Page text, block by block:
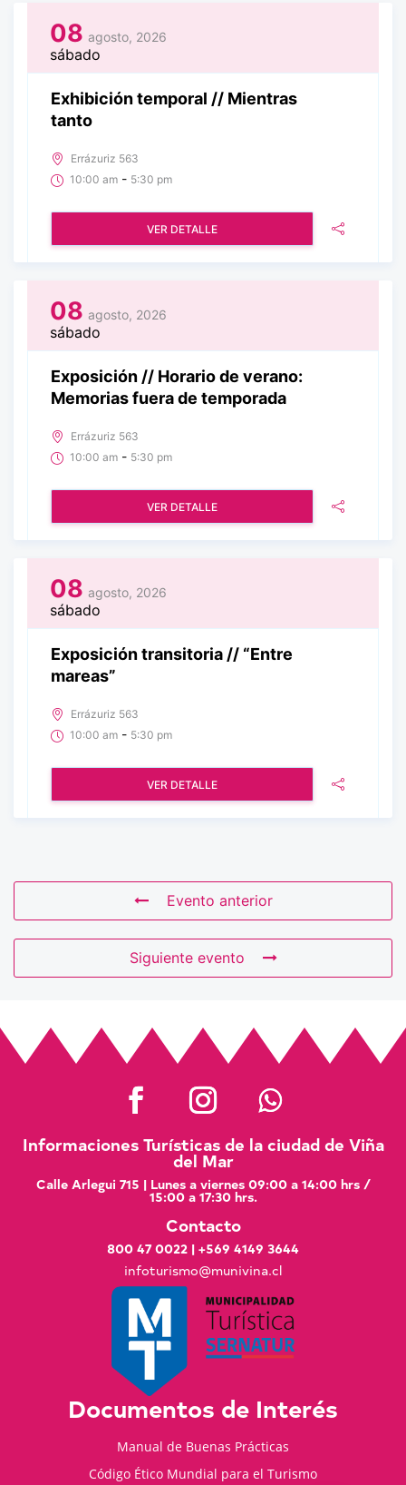
08 agosto, 2026
sábado
Exhibición temporal // Mientras
tanto
Errázuriz 563
10:00 am - 5:30 pm
VER DETALLE
08 agosto, 2026
sábado
Exposición // Horario de verano:
Memorias fuera de temporada
Errázuriz 563
10:00 am - 5:30 pm
VER DETALLE
08 agosto, 2026
sábado
Exposición transitoria // “Entre
mareas”
Errázuriz 563
10:00 am - 5:30 pm
VER DETALLE
Evento anterior
Siguiente evento
Informaciones Turísticas de la ciudad de Viña
del Mar
Calle Arlegui 715 | Lunes a viernes 09:00 a 14:00 hrs /
15:00 a 17:30 hrs.
Contacto
800 47 0022 | +569 4149 3644
infoturismo@munivina.cl
Documentos de Interés
Manual de Buenas Prácticas
Código Ético Mundial para el Turismo